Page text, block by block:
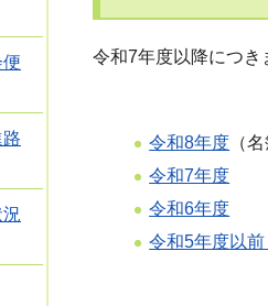
令和7年度以降につき
令和8年度 （
令和7年度
令和6年度
令和5年度以